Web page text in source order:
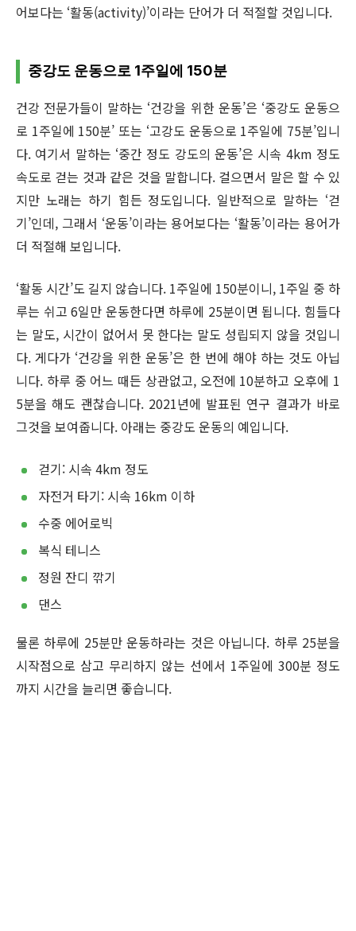
어보다는 ‘활동(activity)’이라는 단어가 더 적절할 것입니다.
중강도 운동으로 1주일에 150분
건강 전문가들이 말하는 ‘건강을 위한 운동’은 ‘중강도 운동으
로 1주일에 150분’ 또는 ‘고강도 운동으로 1주일에 75분’입니
다. 여기서 말하는 ‘중간 정도 강도의 운동’은 시속 4km 정도
속도로 걷는 것과 같은 것을 말합니다. 걸으면서 말은 할 수 있
지만 노래는 하기 힘든 정도입니다. 일반적으로 말하는 ‘걷
기’인데, 그래서 ‘운동’이라는 용어보다는 ‘활동’이라는 용어가
더 적절해 보입니다.
‘활동 시간’도 길지 않습니다. 1주일에 150분이니, 1주일 중 하
루는 쉬고 6일만 운동한다면 하루에 25분이면 됩니다. 힘들다
는 말도, 시간이 없어서 못 한다는 말도 성립되지 않을 것입니
다. 게다가 ‘건강을 위한 운동’은 한 번에 해야 하는 것도 아닙
니다. 하루 중 어느 때든 상관없고, 오전에 10분하고 오후에 1
5분을 해도 괜찮습니다. 2021년에 발표된 연구 결과가 바로
그것을 보여줍니다. 아래는 중강도 운동의 예입니다.
걷기: 시속 4km 정도
자전거 타기: 시속 16km 이하
수중 에어로빅
복식 테니스
정원 잔디 깎기
댄스
물론 하루에 25분만 운동하라는 것은 아닙니다. 하루 25분을
시작점으로 삼고 무리하지 않는 선에서 1주일에 300분 정도
까지 시간을 늘리면 좋습니다.